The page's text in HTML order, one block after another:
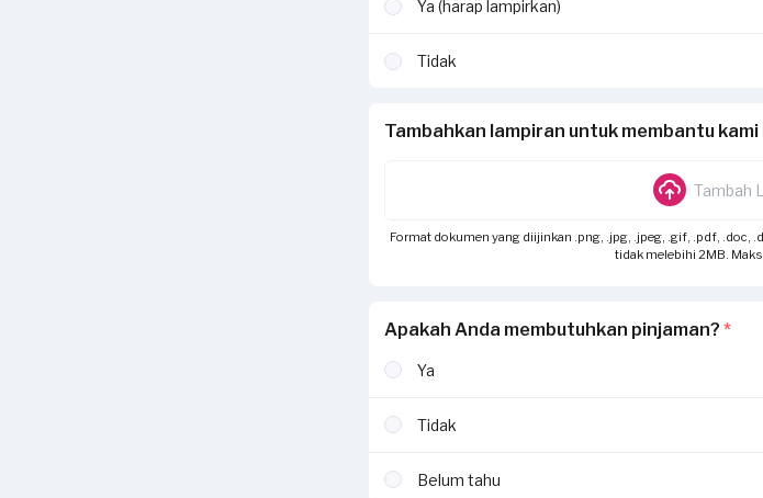
Ya (harap lampirkan)
Tidak
Tambahkan lampiran untuk membantu
Tambah
Format dokumen yang diijinkan .png, .jpg, .jpeg, .gif, .pdf, .doc,
tidak melebihi 2MB.
Apakah Anda membutuhkan pinjaman? *
Ya
Tidak
Belum tahu